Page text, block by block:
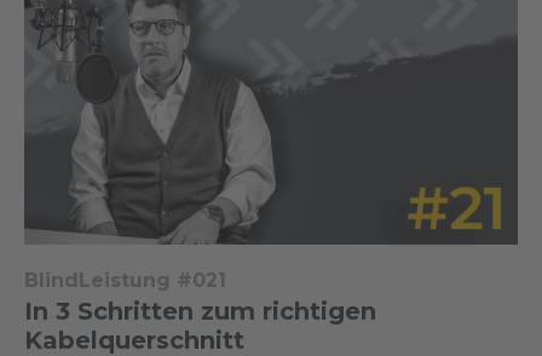
BlindLeistung #021
In 3 Schritten zum richtigen
Kabelquerschnitt